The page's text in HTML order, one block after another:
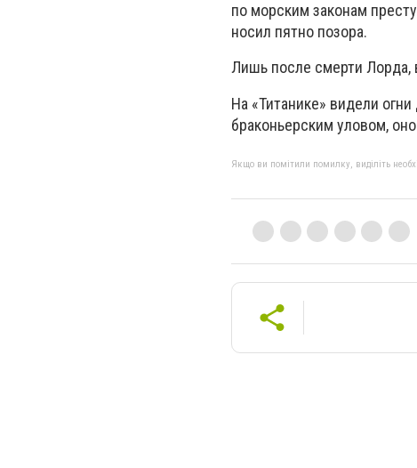
по морским законам
носил пятно позора.
Лишь после смерти Лорда,
На «Титанике» видели
браконьерским уловом,
Якщо ви помітили помилку, виділіть